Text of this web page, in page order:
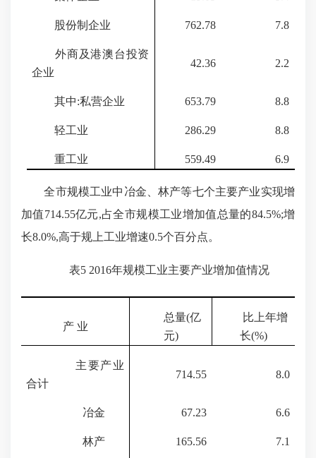
股份制企业 762.78 7.8
外商及港澳台投资
企业
42.36 2.2
其中:私营企业 653.79 8.8
轻工业 286.29 8.8
重工业 559.49 6.9
全市规模工业中冶金、林产等七个主要产业实现增
加值714.55亿元,占全市规模工业增加值总量的84.5%;增
长8.0%,高于规上工业增速0.5个百分点。
表5 2016年规模工业主要产业增加值情况
产 业
总量(亿
元)
比上年增
长(%)
主要产业
合计
714.55 8.0
冶金 67.23 6.6
林产 165.56 7.1